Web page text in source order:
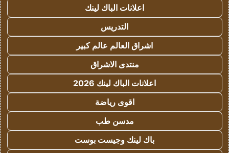
اعلانات الباك لينك
التدريس
اشراق العالم عالم كبير
منتدى الاشراق
اعلانات الباك لينك 2026
اقوى رياضة
مدسن طب
باك لينك وجيست بوست